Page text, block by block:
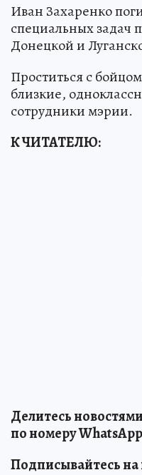
Иван Захаренко
специальных задач
Донецкой и
Проститься с
близкие,
сотрудники мэрии.
К ЧИТАТЕЛЮ:
Делитесь
по номеру WhatsApp:
Подписывайтесь